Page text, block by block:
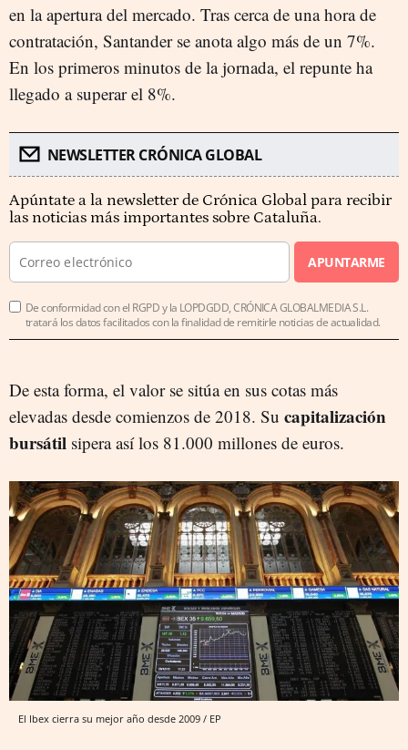
en la apertura del mercado. Tras cerca de una hora de
contratación, Santander se anota algo más de un 7%.
En los primeros minutos de la jornada, el repunte ha
llegado a superar el 8%.
NEWSLETTER CRÓNICA GLOBAL
Apúntate a la newsletter de Crónica Global para recibir
las noticias más importantes sobre Cataluña.
APUNTARME
De conformidad con el RGPD y la LOPDGDD, CRÓNICA GLOBALMEDIA S.L.
tratará los datos facilitados con la finalidad de remitirle noticias de actualidad.
De esta forma, el valor se sitúa en sus cotas más
elevadas desde comienzos de 2018. Su capitalización
bursátil sipera así los 81.000 millones de euros.
El Ibex cierra su mejor año desde 2009 / EP